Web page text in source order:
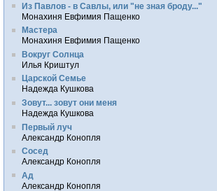
Из Павлов - в Савлы, или "не зная броду..."
Монахиня Евфимия Пащенко
Мастера
Монахиня Евфимия Пащенко
Вокруг Солнца
Илья Криштул
Царской Семье
Надежда Кушкова
Зовут... зовут они меня
Надежда Кушкова
Первый луч
Александр Конопля
Сосед
Александр Конопля
Ад
Александр Конопля